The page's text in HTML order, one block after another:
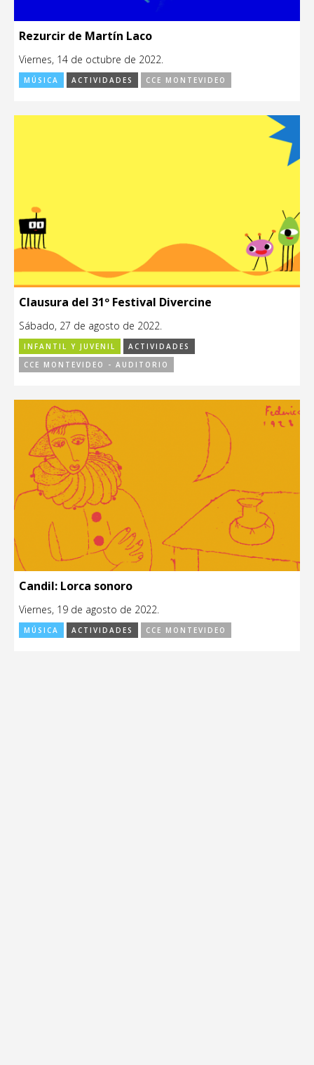
Rezurcir de Martín Laco
Viernes, 14 de octubre de 2022.
MÚSICA ACTIVIDADES CCE MONTEVIDEO
Clausura del 31º Festival Divercine
Sábado, 27 de agosto de 2022.
INFANTIL Y JUVENIL
ACTIVIDADES
CCE MONTEVIDEO - AUDITORIO
Candil: Lorca sonoro
Viernes, 19 de agosto de 2022.
MÚSICA ACTIVIDADES CCE MONTEVIDEO